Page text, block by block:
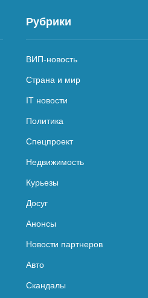
Рубрики
ВИП-новость
Страна и мир
IT новости
Политика
Спецпроект
Недвижимость
Курьезы
Досуг
Анонсы
Новости партнеров
Авто
Скандалы